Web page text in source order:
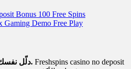
Bonus 100 Free Spins
Gaming Demo Free Play
دلّل نفسك بأمسية ممتعة في الكازينو. Freshspins casino no deposit